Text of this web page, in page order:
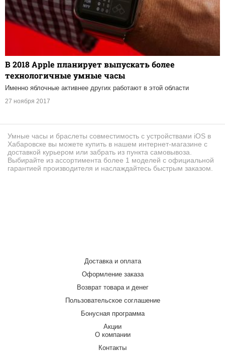
В 2018 Apple планирует выпускать более
технологичные умные часы
Именно яблочные активнее других работают в этой области
27 ноября 2017
Умные часы и браслеты совместимость с устройствами iOS в
Хабаровске вы можете купить в нашем интернет-магазине с
доставкой курьером или забрать из пункта самовывоза.
Выбирайте из ассортимента более 1 моделей с официальной
гарантией производителя и наслаждайтесь быстрым заказом.
Доставка и оплата
Оформление заказа
Возврат товара и денег
Пользовательское соглашение
Бонусная программа
Акции
О компании
Контакты